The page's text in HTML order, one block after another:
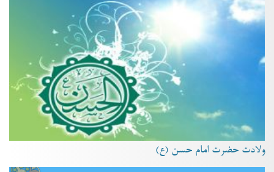
ولادت حضرت امام حسن (ع)